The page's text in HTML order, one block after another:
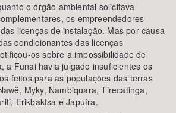
o órgão ambiental solicitava
os empreendedores
licenças de instalação. Mas por causa
condicionantes das licenças
os sobre a impossibilidade de
a Funai havia julgado insuficientes os
feitos para as populações das terras
Myky, Nambiquara, Tirecatinga,
Erikbaktsa e Japuíra.